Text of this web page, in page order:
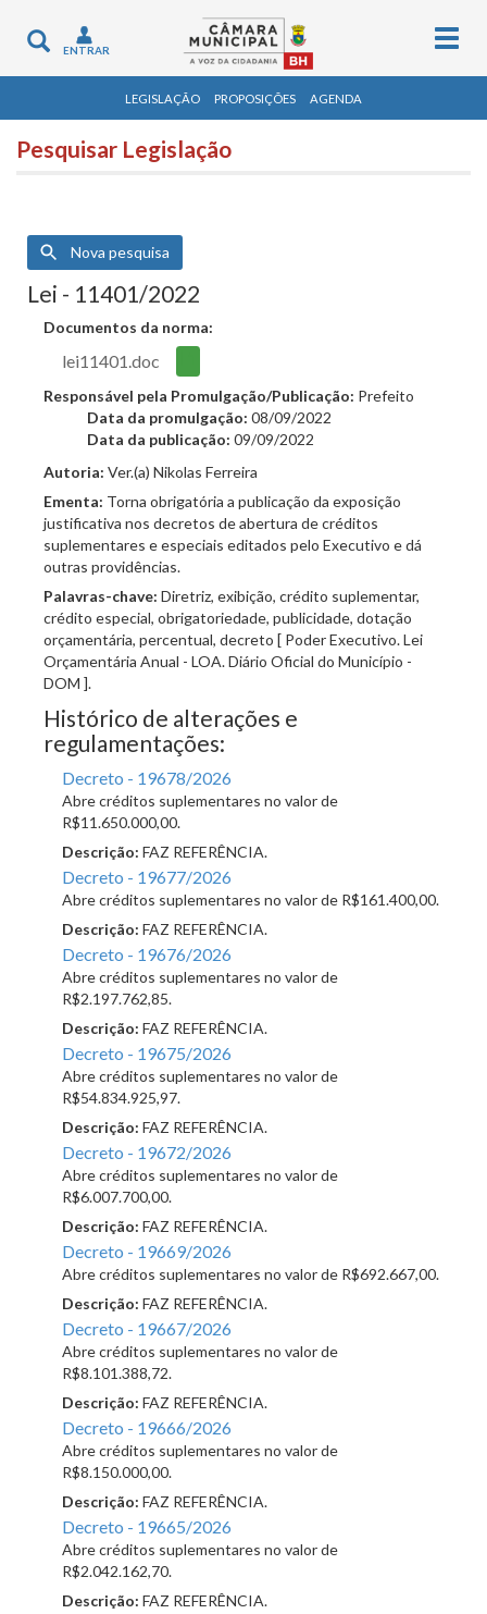
Toggle
navigation
ENTRAR
LEGISLAÇÃO PROPOSIÇÕES AGENDA
Pesquisar Legislação
Nova pesquisa
Lei - 11401/2022
Documentos da norma:
lei11401.doc
Responsável pela Promulgação/Publicação: Prefeito
Data da promulgação: 08/09/2022
Data da publicação: 09/09/2022
Autoria: Ver.(a) Nikolas Ferreira
Ementa: Torna obrigatória a publicação da exposição
justificativa nos decretos de abertura de créditos
suplementares e especiais editados pelo Executivo e dá
outras providências.
Palavras-chave: Diretriz, exibição, crédito suplementar,
crédito especial, obrigatoriedade, publicidade, dotação
orçamentária, percentual, decreto [ Poder Executivo. Lei
Orçamentária Anual - LOA. Diário Oficial do Município -
DOM ].
Histórico de alterações e
regulamentações:
Decreto - 19678/2026
Abre créditos suplementares no valor de
R$11.650.000,00.
Descrição: FAZ REFERÊNCIA.
Decreto - 19677/2026
Abre créditos suplementares no valor de R$161.400,00.
Descrição: FAZ REFERÊNCIA.
Decreto - 19676/2026
Abre créditos suplementares no valor de
R$2.197.762,85.
Descrição: FAZ REFERÊNCIA.
Decreto - 19675/2026
Abre créditos suplementares no valor de
R$54.834.925,97.
Descrição: FAZ REFERÊNCIA.
Decreto - 19672/2026
Abre créditos suplementares no valor de
R$6.007.700,00.
Descrição: FAZ REFERÊNCIA.
Decreto - 19669/2026
Abre créditos suplementares no valor de R$692.667,00.
Descrição: FAZ REFERÊNCIA.
Decreto - 19667/2026
Abre créditos suplementares no valor de
R$8.101.388,72.
Descrição: FAZ REFERÊNCIA.
Decreto - 19666/2026
Abre créditos suplementares no valor de
R$8.150.000,00.
Descrição: FAZ REFERÊNCIA.
Decreto - 19665/2026
Abre créditos suplementares no valor de
R$2.042.162,70.
Descrição: FAZ REFERÊNCIA.